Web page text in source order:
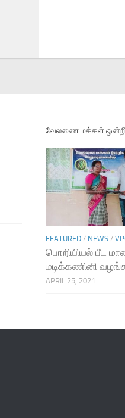
வேலணை மக்கள்
FEATURED/ NEWS/
பொறியியல் பீட
மடிக்கணினி
APRIL 25, 2021